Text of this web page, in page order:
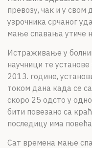
превозу, чак и у свом
узрочника срчаног
мање спавања утиче
Истраживање у
научници те
2013. године,
током дана када се
скоро 25 одсто у
бити повезано са
последицу има
Сат времена мање